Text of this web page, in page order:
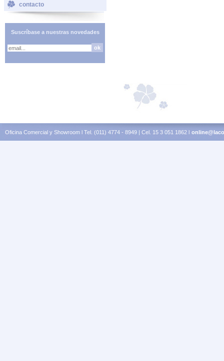
contacto
Suscríbase a nuestras novedades
Oficina Comercial y Showroom l Tel. (011) 4774 - 8949 | Cel. 15 3 051 1862 l